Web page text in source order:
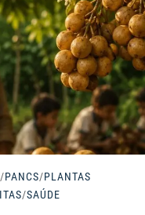
/PANCS/PLANTAS
/SAÚDE